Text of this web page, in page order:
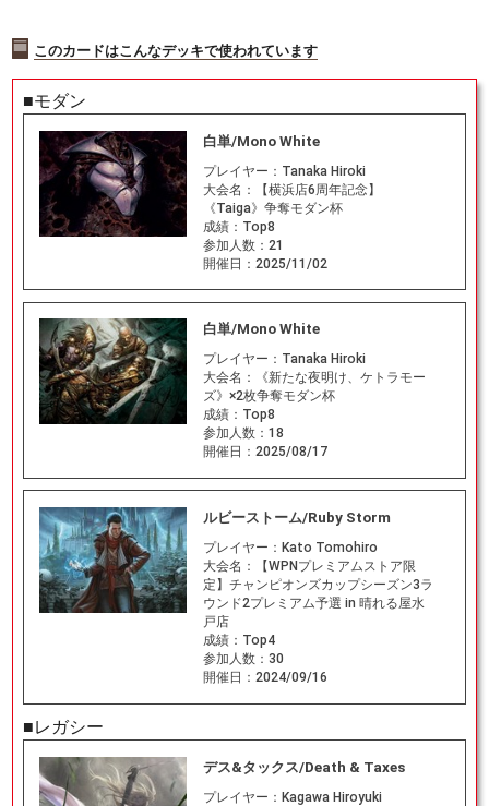
このカードはこんなデッキで使われています
■モダン
白単/Mono White
プレイヤー： Tanaka Hiroki
大会名：
【横浜店6周年記念】
《Taiga》争奪モダン杯
成績： Top8
参加人数： 21
開催日： 2025/11/02
白単/Mono White
プレイヤー： Tanaka Hiroki
大会名：
《新たな夜明け、ケトラモー
ズ》×2枚争奪モダン杯
成績： Top8
参加人数： 18
開催日： 2025/08/17
ルビーストーム/Ruby Storm
プレイヤー： Kato Tomohiro
大会名：
【WPNプレミアムストア限
定】チャンピオンズカップシーズン3ラ
ウンド2プレミアム予選 in 晴れる屋水
戸店
成績： Top4
参加人数： 30
開催日： 2024/09/16
■レガシー
デス&タックス/Death & Taxes
プレイヤー： Kagawa Hiroyuki